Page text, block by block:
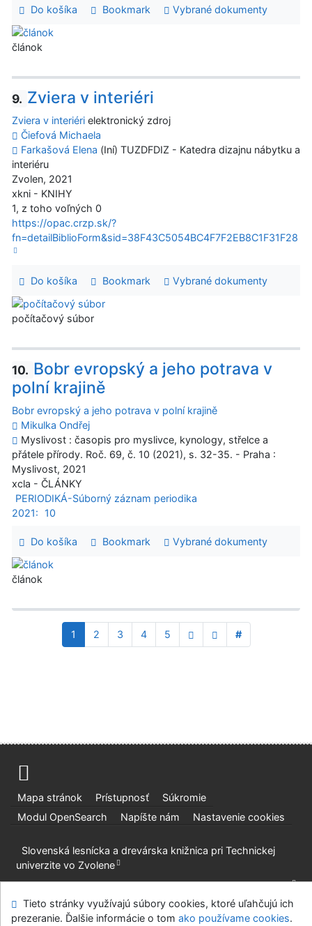
Do košíka Bookmark Vybrané dokumenty
článok
9. Zviera v interiéri
Zviera v interiéri elektronický zdroj
Čiefová Michaela
Farkašová Elena (Iní) TUZDFDIZ - Katedra dizajnu nábytku a
interiéru
Zvolen, 2021
xkni - KNIHY
1, z toho voľných 0
https://opac.crzp.sk/?
fn=detailBiblioForm&sid=38F43C5054BC4F7F2EB8C1F31F28
Do košíka Bookmark Vybrané dokumenty
počítačový súbor
10. Bobr evropský a jeho potrava v
polní krajině
Bobr evropský a jeho potrava v polní krajině
Mikulka Ondřej
Myslivost : časopis pro myslivce, kynology, střelce a
přátele přírody. Roč. 69, č. 10 (2021), s. 32-35. - Praha :
Myslivost, 2021
xcla - ČLÁNKY
PERIODIKÁ-Súborný záznam periodika
2021:
10
Do košíka Bookmark Vybrané dokumenty
článok
1 2 3 4 5 #
Mapa stránok Prístupnosť
Súkromie
Modul OpenSearch
Napíšte nám Nastavenie cookies
Slovenská lesnícka a drevárska knižnica pri Technickej
univerzite vo Zvolene
©1993-2026IPACv.4.8.63a-Cosmotron Slovakia, s.r.o.
Tieto stránky využívajú súbory cookies, ktoré uľahčujú ich
prezeranie. Ďalšie informácie o tom ako používame cookies.